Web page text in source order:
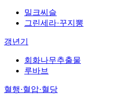
밀크씨슬
그린세라·꾸지뽕
갱년기
회화나무추출물
루바브
혈행·혈압·혈당